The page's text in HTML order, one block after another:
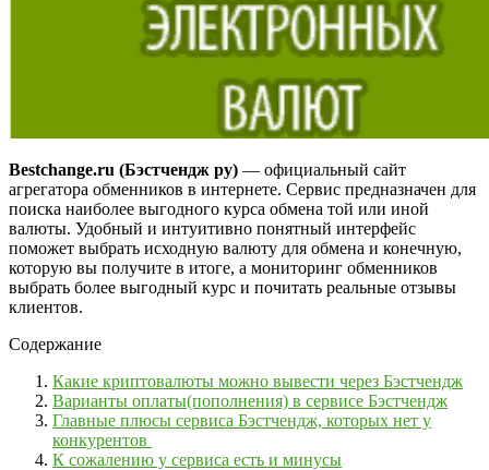
Bestchange.ru (Бэстчендж ру) — официальный сайт
агрегатора обменников в интернете. Сервис предназначен для
поиска наиболее выгодного курса обмена той или иной
валюты. Удобный и интуитивно понятный интерфейс
поможет выбрать исходную валюту для обмена и конечную,
которую вы получите в итоге, а мониторинг обменников
выбрать более выгодный курс и почитать реальные отзывы
клиентов.
Содержание
Какие криптовалюты можно вывести через Бэстчендж
Варианты оплаты(пополнения) в сервисе Бэстчендж
Главные плюсы сервиса Бэстчендж, которых нет у
конкурентов
К сожалению у сервиса есть и минусы